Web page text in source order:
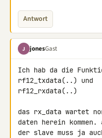
Antwort
J jonesGast
Ich hab da die
rf12_txdata(..) und
rf12_rxdata(..)
das rx_data wartet
daten herein kommen.
der slave muss ja